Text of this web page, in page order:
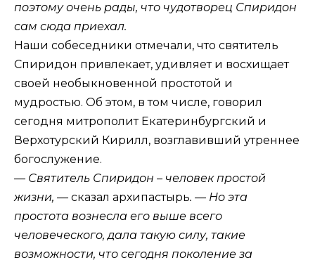
поэтому очень рады, что чудотворец Спиридон
сам сюда приехал.
Наши собеседники отмечали, что святитель
Спиридон привлекает, удивляет и восхищает
своей необыкновенной простотой и
мудростью. Об этом, в том числе, говорил
сегодня митрополит Екатеринбургский и
Верхотурский Кирилл, возглавивший утреннее
богослужение.
— Святитель Спиридон – человек простой
жизни, — сказал архипастырь. — Но эта
простота вознесла его выше всего
человеческого, дала такую силу, такие
возможности, что сегодня поколение за